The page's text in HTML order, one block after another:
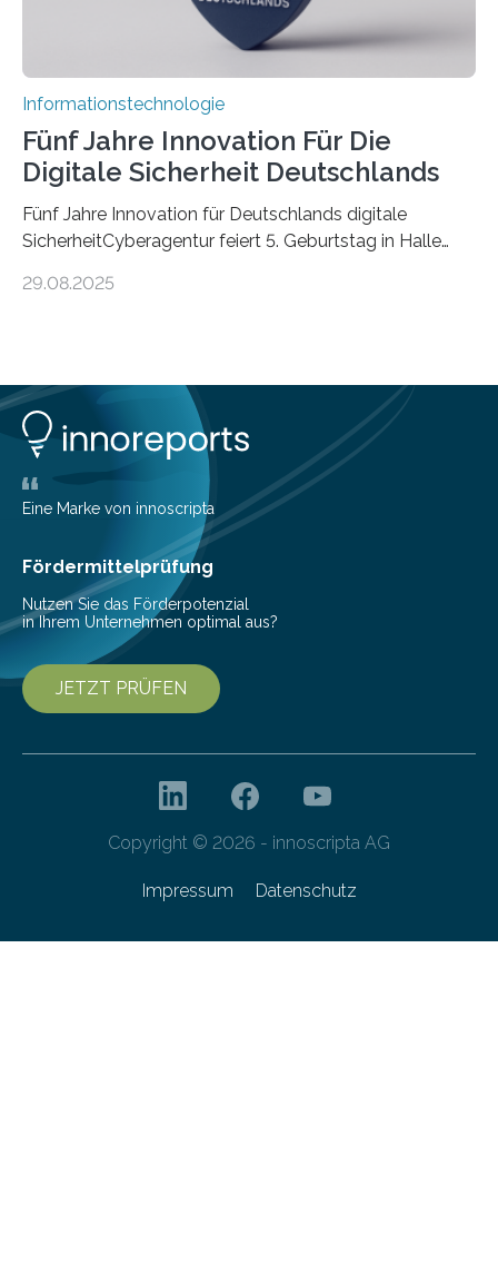
Informationstechnologie
Fünf Jahre Innovation Für Die
Digitale Sicherheit Deutschlands
Fünf Jahre Innovation für Deutschlands digitale
SicherheitCyberagentur feiert 5. Geburtstag in Halle
ErfolgeDie Agentur für Innovation in der
Forschungsarbeit, politischen Grußworten und der
feierlichen Preisverleihung des Ideenwettbewerbs
HAL2025 wurde das Jubiläum zu einem Zeichen für
Deutschlands digitale Souveränität von übermorgen.
Mit einer festlichen Veranstaltung beging die
Cyberagentur ihren 5. Geburtstag. Zahlreiche Gäste…
29.08.2025
Eine Marke von innoscripta
Fördermittelprüfung
Nutzen Sie das Förderpotenzial
in Ihrem Unternehmen optimal aus?
JETZT PRÜFEN
Copyright © 2026 - innoscripta AG
Impressum Datenschutz